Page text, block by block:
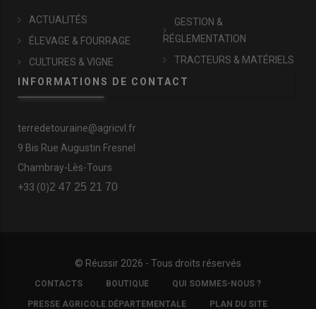
ACTUALITÉS
ÉLEVAGE & FOURRAGE
CULTURES & VIGNE
GESTION &
RÉGLEMENTATION
TRACTEURS & MATÉRIELS
INFORMATIONS DE CONTACT
terredetouraine@agricvl.fr
9 Bis Rue Augustin Fresnel
Chambray-Lès-Tours
+33 (0)2 47 25 21 70
© Réussir 2026 - Tous droits réservés
FOOTER
COPYRIGHT
CONTACTS BOUTIQUE QUI SOMMES-NOUS ?
PRESSE AGRICOLE DÉPARTEMENTALE PLAN DU SITE